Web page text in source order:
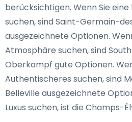
berücksichtigen. Wenn Sie
suchen, sind Saint-Germain-
ausgezeichnete Optionen.
Atmosphäre suchen, sind
Oberkampf gute Optionen.
Authentischeres suchen, sind
Belleville ausgezeichnete
Luxus suchen, ist die Champs-